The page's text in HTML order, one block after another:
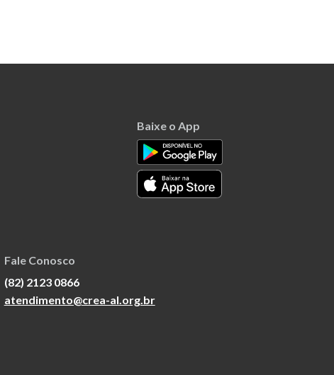
Baixe o App
Fale Conosco
(82) 2123 0866
atendimento@crea-al.org.br